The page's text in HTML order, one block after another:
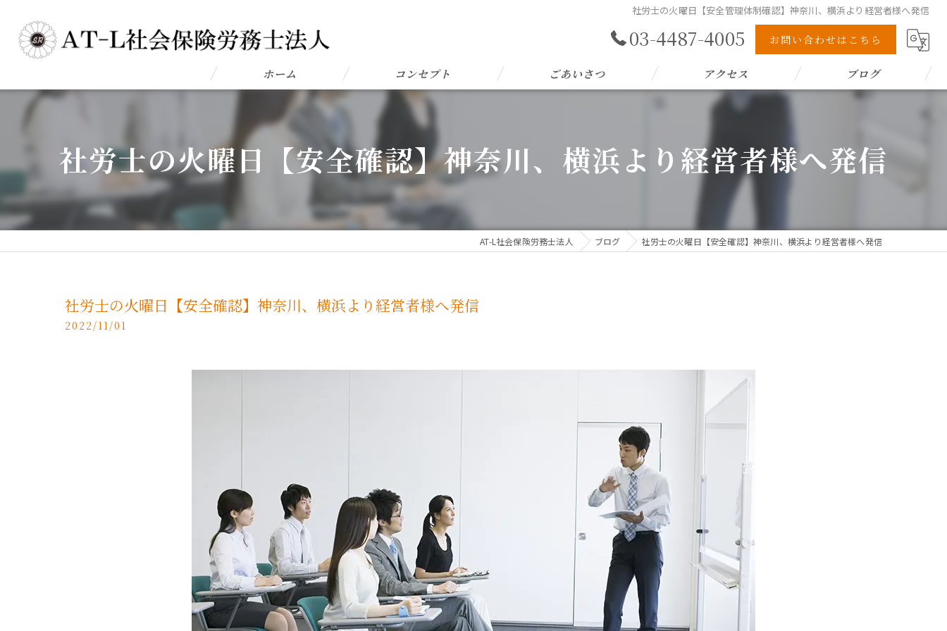
社労士の火曜日【安全管理体制確認】神奈川、横浜より経営者様へ発信
03-4487-4005 お問い合わせはこちら
ホーム コンセプト ごあいさつ アクセス ブログ
社労士の火曜日【安全確認】神奈川、横浜より経営者様へ発信
AT-L社会保険労務士法人 ブログ 社労士の火曜日【安全確認】神奈川、横浜より経営者様へ発信
社労士の火曜日【安全確認】神奈川、横浜より経営者様へ発信
2022/11/01